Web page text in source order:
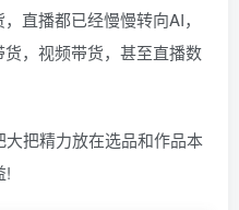
直播都已经慢慢转向AI，
，视频带货，甚至直播数
把精力放在选品和作品本
!